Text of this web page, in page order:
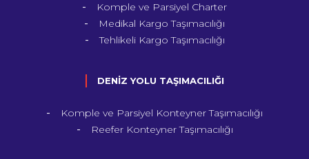
Komple ve Parsiyel Charter
Medikal Kargo Taşımacılığı
Tehlikeli Kargo Taşımacılığı
DENİZ YOLU TAŞIMACILIĞI
Komple ve Parsiyel Konteyner Taşımacılığı
Reefer Konteyner Taşımacılığı